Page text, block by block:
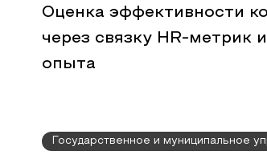
Оценка эффективности
через связку HR-метрик
опыта
Государственное и муниципальное